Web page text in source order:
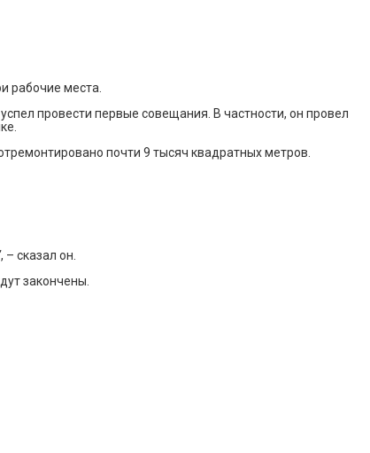
рабочие места.
провести первые совещания. В частности, он провел
почти 9 тысяч квадратных метров.
, – сказал он.
закончены.